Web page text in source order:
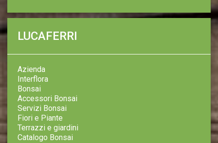
LUCAFERRI
Azienda
Interflora
Bonsai
Accessori Bonsai
Servizi Bonsai
Fiori e Piante
Terrazzi e giardini
Catalogo Bonsai